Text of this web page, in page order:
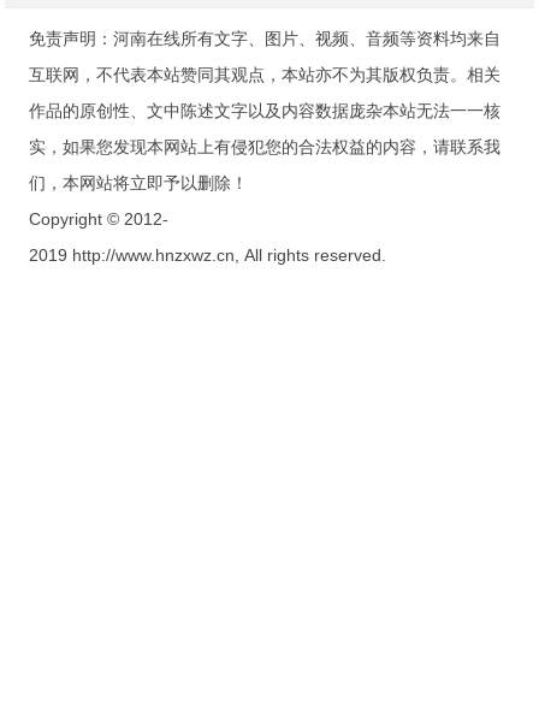
免责声明：河南在线所有文字、图片、视频、音频等资料均来自
互联网，不代表本站赞同其观点，本站亦不为其版权负责。相关
作品的原创性、文中陈述文字以及内容数据庞杂本站无法一一核
实，如果您发现本网站上有侵犯您的合法权益的内容，请联系我
们，本网站将立即予以删除！
Copyright © 2012-
2019 http://www.hnzxwz.cn, All rights reserved.